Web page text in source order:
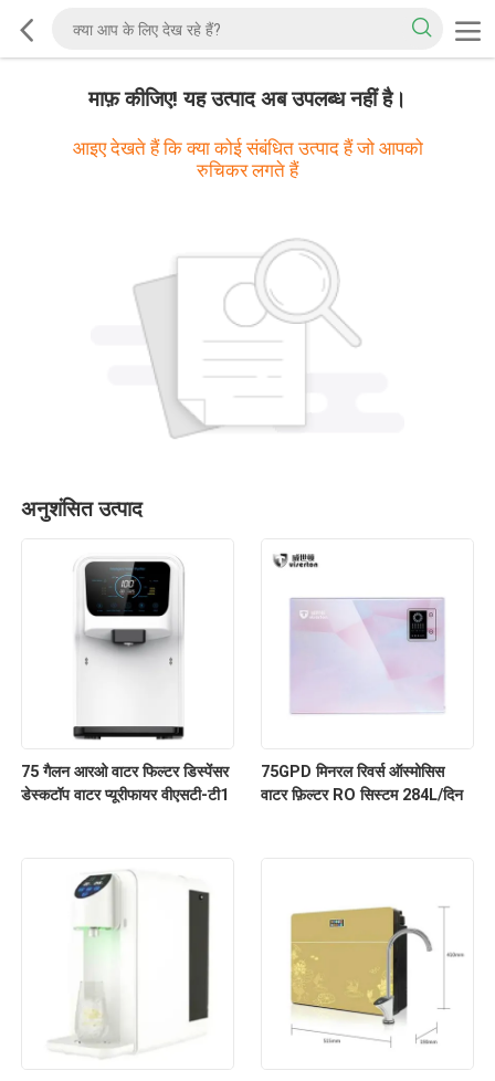
माफ़ कीजिए! यह उत्पाद अब उपलब्ध नहीं है।
आइए देखते हैं कि क्या कोई संबंधित उत्पाद हैं जो आपको
रुचिकर लगते हैं
अनुशंसित उत्पाद
75 गैलन आरओ वाटर फिल्टर डिस्पेंसर
डेस्कटॉप वाटर प्यूरीफायर वीएसटी-टी1
75GPD मिनरल रिवर्स ऑस्मोसिस
वाटर फ़िल्टर RO सिस्टम 284L/दिन